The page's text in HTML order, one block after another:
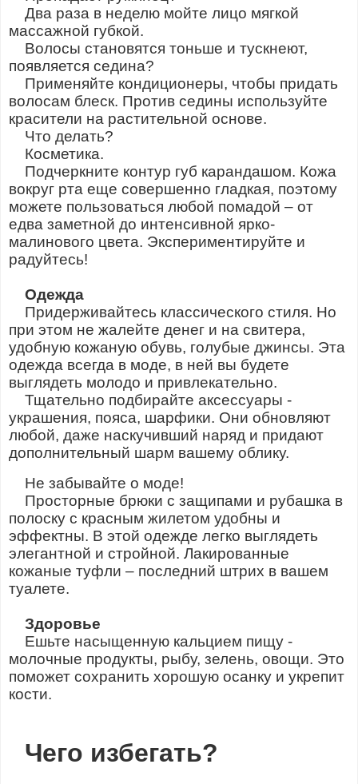
Два раза в неделю мойте лицо мягкой
массажной губкой.
Волосы становятся тоньше и тускнеют,
появляется седина?
Применяйте кондиционеры, чтобы придать
волосам блеск. Против седины используйте
красители на растительной основе.
Что делать?
Косметика.
Подчеркните контур губ карандашом. Кожа
вокруг рта еще совершенно гладкая, поэтому
можете пользоваться любой помадой – от
едва заметной до интенсивной ярко-
малинового цвета. Экспериментируйте и
радуйтесь!
Одежда
Придерживайтесь классического стиля. Но
при этом не жалейте денег и на свитера,
удобную кожаную обувь, голубые джинсы. Эта
одежда всегда в моде, в ней вы будете
выглядеть молодо и привлекательно.
Тщательно подбирайте аксессуары -
украшения, пояса, шарфики. Они обновляют
любой, даже наскучивший наряд и придают
дополнительный шарм вашему облику.
Не забывайте о моде!
Просторные брюки с защипами и рубашка в
полоску с красным жилетом удобны и
эффектны. В этой одежде легко выглядеть
элегантной и стройной. Лакированные
кожаные туфли – последний штрих в вашем
туалете.
Здоровье
Ешьте насыщенную кальцием пищу -
молочные продукты, рыбу, зелень, овощи. Это
поможет сохранить хорошую осанку и укрепит
кости.
Чего избегать?